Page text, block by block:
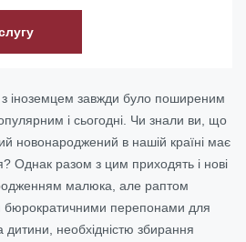
з іноземцем завжди було поширеним
і сьогодні. Чи знали ви, що
новонароджений в нашій країні має
Однак разом з цим приходять і нові
малюка, але раптом
бюрократичними перепонами для
необхідністю збирання